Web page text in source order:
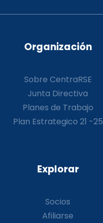
Organización
Sobre CentraRSE
Junta Directiva
Planes de Trabajo
Plan Estrategico 21 -25
Explorar
Socios
Afiliarse